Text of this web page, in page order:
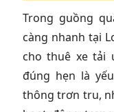
Trong guồng
càng nhanh tại
cho thuê xe tải
đúng hẹn là
thông trơn tru,